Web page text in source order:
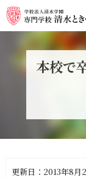
本校で
更新日：2013年8月